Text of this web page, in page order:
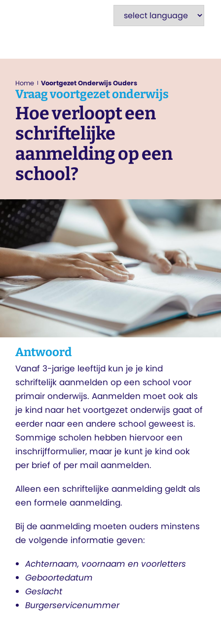
Home Voortgezet Onderwijs Ouders
Vraagvoortgezet onderwijs
Hoe verloopt een
schriftelijke
aanmelding op een
school?
Antwoord
Vanaf 3-jarige leeftijd kun je je kind
schriftelijk aanmelden op een school voor
primair onderwijs. Aanmelden moet ook als
je kind naar het voortgezet onderwijs gaat of
eerder naar een andere school geweest is.
Sommige scholen hebben hiervoor een
inschrijfformulier, maar je kunt je kind ook
per brief of per mail aanmelden.
Alleen een schriftelijke aanmelding geldt als
een formele aanmelding.
Bij de aanmelding moeten ouders minstens
de volgende informatie geven:
Achternaam, voornaam en voorletters
Geboortedatum
Geslacht
Burgerservicenummer